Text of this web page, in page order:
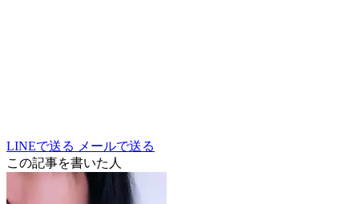
LINEで送る メールで送る
この記事を書いた人